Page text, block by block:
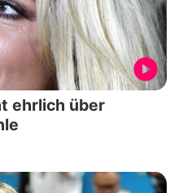
ehrlich über